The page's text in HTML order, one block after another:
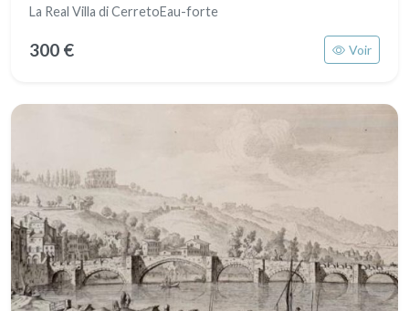
La Real Villa di CerretoEau-forte
300 € Voir